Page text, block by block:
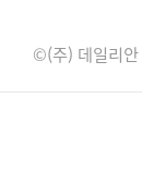
©(주) 데일리안